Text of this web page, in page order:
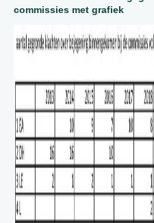
commissies met grafiek